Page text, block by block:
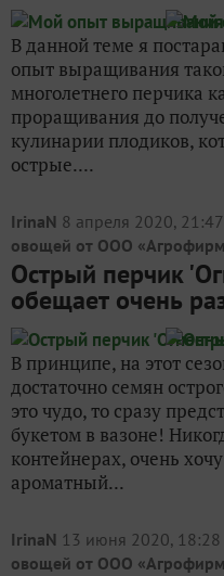
В данной теме я
опыт выращивания
многолетнего перчика
проращивания до
кулинарии плодиков,
острые....
IrinaN 8 апреля 2020, 21:47
овощей от ООО
Острый перчик
обещает очень
В принципе, на этот
достаточно семян
это чудо, то сразу
букетом в вазоне!
контейнерах, очень
ароматный...
IrinaN 13 июня 2020, 18:28
овощей от ООО